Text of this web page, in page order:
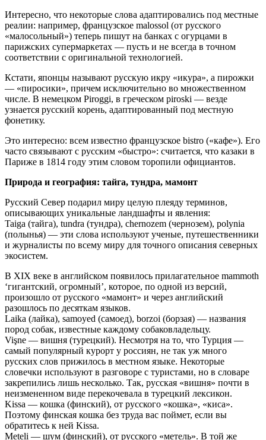
Интересно, что некоторые слова адаптировались под местные
реалии: например, французское malossol (от русского
«малосольный») теперь пишут на банках с огурцами в
парижских супермаркетах — пусть и не всегда в точном
соответствии с оригинальной технологией.
Кстати, японцы называют русскую икру «икура», а пирожки
— «пиросики», причем исключительно во множественном
числе. В немецком Piroggi, в греческом piroski — везде
узнается русский корень, адаптированный под местную
фонетику.
Это интересно: всем известно французское bistro («кафе»). Его
часто связывают с русским «быстро»: считается, что казаки в
Париже в 1814 году этим словом торопили официантов.
Природа и география: тайга, тундра, мамонт
Русский Север подарил миру целую плеяду терминов,
описывающих уникальные ландшафты и явления:
Taiga (тайга), tundra (тундра), chernozem (чернозем), polynia
(полынья) — эти слова используют ученые, путешественники
и журналисты по всему миру для точного описания северных
экосистем.
В XIX веке в английском появилось прилагательное mammoth
‘гигантский, огромный’, которое, по одной из версий,
произошло от русского «мамонт» и через английский
разошлось по десяткам языков.
Laika (лайка), samoyed (самоед), borzoi (борзая) — названия
пород собак, известные каждому собаковладельцу.
Vişne — вишня (турецкий). Несмотря на то, что Турция —
самый популярный курорт у россиян, не так уж много
русских слов прижилось в местном языке. Некоторые
словечки используют в разговоре с туристами, но в словаре
закрепились лишь несколько. Так, русская «вишня» почти в
неизмененном виде перекочевала в турецкий лексикон.
Kissa — кошка (финский), от русского «кошка», «киса».
Поэтому финская кошка без труда вас поймет, если вы
обратитесь к ней Kissa.
Meteli — шум (финский), от русского «метель». В той же